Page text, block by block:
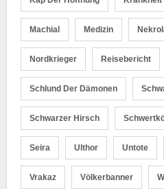
Machial Medizin
Nordkrieger Reisebericht
Schlund Der Dämonen
Schwarzer Hirsch
Seira Ulthor Untote
Vrakaz Völkerbanner